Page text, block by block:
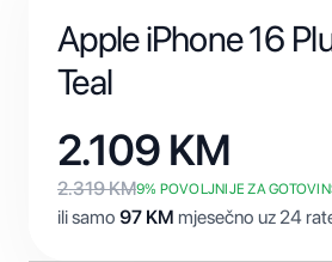
Apple iPhone 16
Teal
2.109 KM
2.319KM9% POVOLJNIJE ZA
ili samo 97 KM mjesečno uz 24